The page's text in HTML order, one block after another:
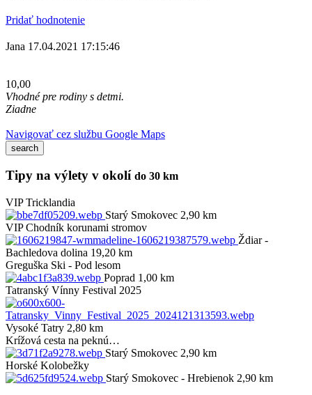
Pridať hodnotenie
Jana 17.04.2021 17:15:46
10,00
Vhodné pre rodiny s detmi.
Ziadne
Navigovať cez službu Google Maps
Tipy na výlety v okolí do 30 km
VIPTricklandia
Starý Smokovec 2,90 km
VIPChodník korunami stromov
Ždiar -
Bachledova dolina 19,20 km
Greguška Ski - Pod lesom
Poprad 1,00 km
Tatranský Vínny Festival 2025
Vysoké Tatry 2,80 km
Krížová cesta na peknú…
Starý Smokovec 2,90 km
Horské Kolobežky
Starý Smokovec - Hrebienok 2,90 km